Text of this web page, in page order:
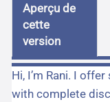
Aperçu de
cette
version